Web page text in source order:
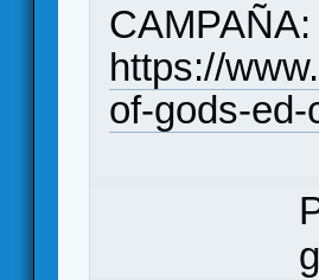
CAMPAÑA:
https://
of-gods-